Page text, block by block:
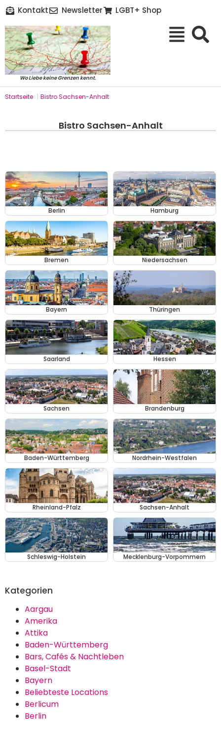
Kontakt Newsletter LGBT+ Shop
Wo Liebe keine Grenzen kennt.
Startseite | Bistro Sachsen-Anhalt
Bistro Sachsen-Anhalt
Berlin Hamburg
Bremen Niedersachsen
Bayern Thüringen
Saarland Hessen
Sachsen Brandenburg
Baden-Württemberg Nordrhein-Westfalen
Rheinland-Pfalz Sachsen-Anhalt
Schleswig-Holstein Mecklenburg-Vorpommern
Kategorien
Aargau
Amerika
Attika
Baden-Württemberg
Bars, Cafés & Nachtleben
Basel-Stadt
Bayern
Beliebteste Locations
Berlicum
Berlin